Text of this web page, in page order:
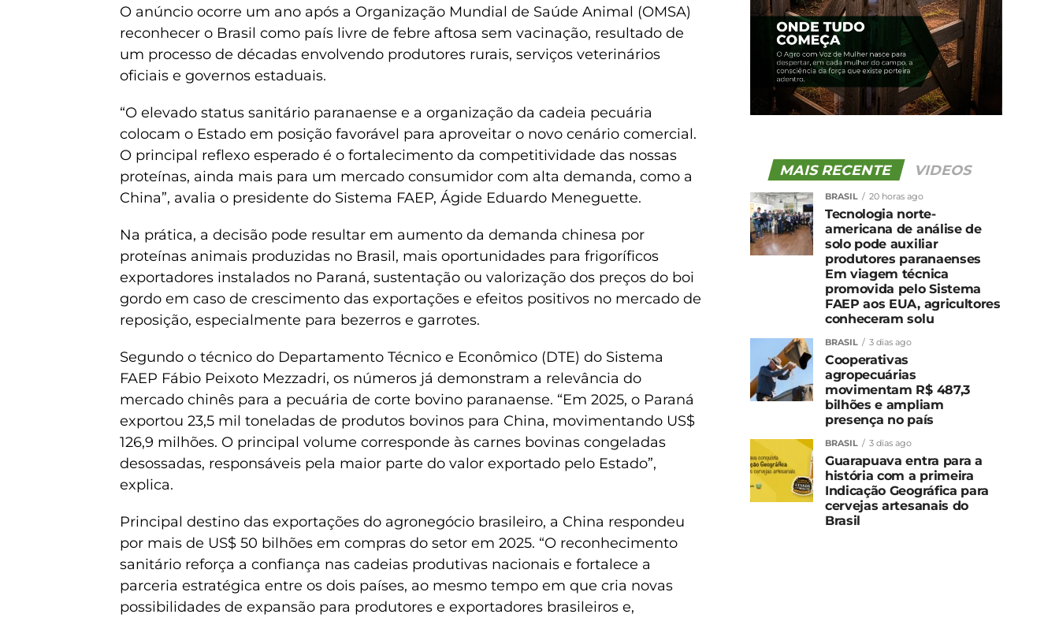
O anúncio ocorre um ano após a Organização Mundial de Saúde Animal (OMSA)
reconhecer o Brasil como país livre de febre aftosa sem vacinação, resultado de
um processo de décadas envolvendo produtores rurais, serviços veterinários
oficiais e governos estaduais.
“O elevado status sanitário paranaense e a organização da cadeia pecuária
colocam o Estado em posição favorável para aproveitar o novo cenário comercial.
O principal reflexo esperado é o fortalecimento da competitividade das nossas
proteínas, ainda mais para um mercado consumidor com alta demanda, como a
China”, avalia o presidente do Sistema FAEP, Ágide Eduardo Meneguette.
Na prática, a decisão pode resultar em aumento da demanda chinesa por
proteínas animais produzidas no Brasil, mais oportunidades para frigoríficos
exportadores instalados no Paraná, sustentação ou valorização dos preços do boi
gordo em caso de crescimento das exportações e efeitos positivos no mercado de
reposição, especialmente para bezerros e garrotes.
Segundo o técnico do Departamento Técnico e Econômico (DTE) do Sistema
FAEP Fábio Peixoto Mezzadri, os números já demonstram a relevância do
mercado chinês para a pecuária de corte bovino paranaense. “Em 2025, o Paraná
exportou 23,5 mil toneladas de produtos bovinos para China, movimentando US$
126,9 milhões. O principal volume corresponde às carnes bovinas congeladas
desossadas, responsáveis pela maior parte do valor exportado pelo Estado”,
explica.
Principal destino das exportações do agronegócio brasileiro, a China respondeu
por mais de US$ 50 bilhões em compras do setor em 2025. “O reconhecimento
sanitário reforça a confiança nas cadeias produtivas nacionais e fortalece a
parceria estratégica entre os dois países, ao mesmo tempo em que cria novas
possibilidades de expansão para produtores e exportadores brasileiros e,
MAIS RECENTE VIDEOS
BRASIL 20 horas ago
Tecnologia norte-
americana de análise de
solo pode auxiliar
produtores paranaenses
Em viagem técnica
promovida pelo Sistema
FAEP aos EUA, agricultores
conheceram solu
BRASIL 3 dias ago
Cooperativas
agropecuárias
movimentam R$ 487,3
bilhões e ampliam
presença no país
BRASIL 3 dias ago
Guarapuava entra para a
história com a primeira
Indicação Geográfica para
cervejas artesanais do
Brasil